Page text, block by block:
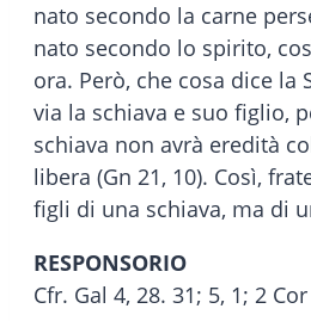
nato secondo la carne
nato secondo lo spirito,
ora. Però, che cosa dice la
via la schiava e suo figlio,
schiava non avrà eredità
libera (Gn 21, 10). Così,
figli di una schiava, ma di
RESPONSORIO
Cfr. Gal 4, 28. 31; 5, 1; 2